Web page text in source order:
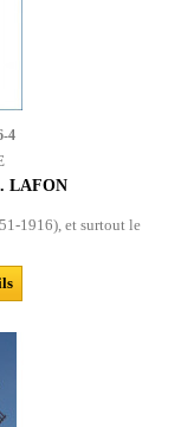
4
LAFON
1916), et surtout le